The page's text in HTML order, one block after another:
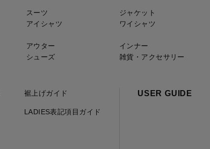
スーツ ジャケット
アイシャツ
ワイシャツ
アウター
インナー
シューズ
雑貨・アクセサリー
裾上げガイド
LADIES表記項目ガイド
USER GUIDE